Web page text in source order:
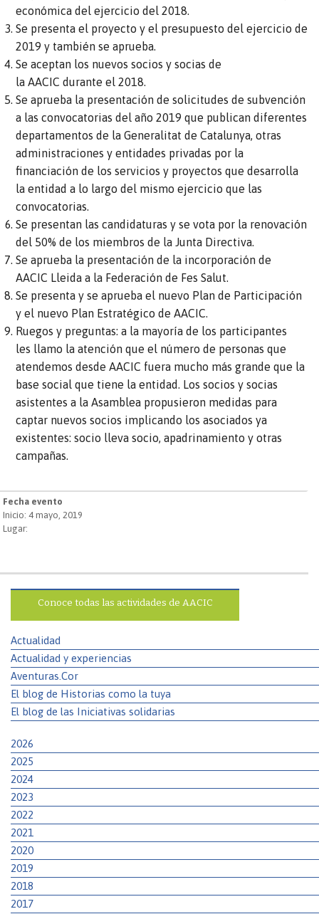
económica del ejercicio del 2018.
Se presenta el proyecto y el presupuesto del ejercicio de
2019 y también se aprueba.
Se aceptan los nuevos socios y socias de
la AACIC durante el 2018.
Se aprueba la presentación de solicitudes de subvención
a las convocatorias del año 2019 que publican diferentes
departamentos de la Generalitat de Catalunya, otras
administraciones y entidades privadas por la
financiación de los servicios y proyectos que desarrolla
la entidad a lo largo del mismo ejercicio que las
convocatorias.
Se presentan las candidaturas y se vota por la renovación
del 50% de los miembros de la Junta Directiva.
Se aprueba la presentación de la incorporación de
AACIC Lleida a la Federación de Fes Salut.
Se presenta y se aprueba el nuevo Plan de Participación
y el nuevo Plan Estratégico de AACIC.
Ruegos y preguntas: a la mayoría de los participantes
les llamo la atención que el número de personas que
atendemos desde AACIC fuera mucho más grande que la
base social que tiene la entidad. Los socios y socias
asistentes a la Asamblea propusieron medidas para
captar nuevos socios implicando los asociados ya
existentes: socio lleva socio, apadrinamiento y otras
campañas.
Fecha evento
Inicio: 4 mayo, 2019
Lugar:
Conoce todas las actividades de AACIC
Actualidad
Actualidad y experiencias
Aventuras.Cor
El blog de Historias como la tuya
El blog de las Iniciativas solidarias
2026
2025
2024
2023
2022
2021
2020
2019
2018
2017